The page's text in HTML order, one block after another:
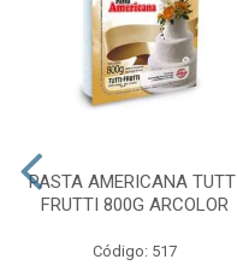
PASTA AMERICANA TUTTI
FRUTTI 800G ARCOLOR
Código: 517